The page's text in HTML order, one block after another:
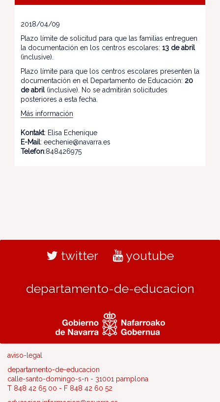
2018/04/09
Plazo límite de solicitud para que las familias entreguen
la documentación en los centros escolares: 13 de abril
(inclusive).
Plazo límite para que los centros escolares presenten la
documentación en el Departamento de Educación: 20
de abril (inclusive). No se admitirán solicitudes
posteriores a esta fecha.
Más información
Kontakt: Elisa Echenique
E-Mail: eechenie@navarra.es
Telefon:848426975
twitter youtube
departamento-de-educacion
aviso-legal
departamento-de-educacion
calle-santo-domingo-s-n - 31001 pamplona
T 848 42 65 00 - F 848 42 60 52